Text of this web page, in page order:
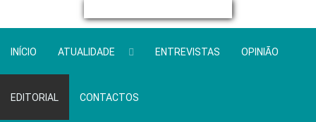
INÍCIO ATUALIDADE ENTREVISTAS OPINIÃO
EDITORIAL CONTACTOS